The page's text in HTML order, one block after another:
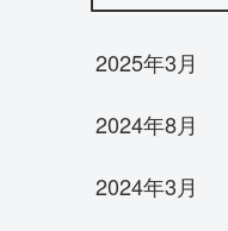
2025年3月
2024年8月
2024年3月